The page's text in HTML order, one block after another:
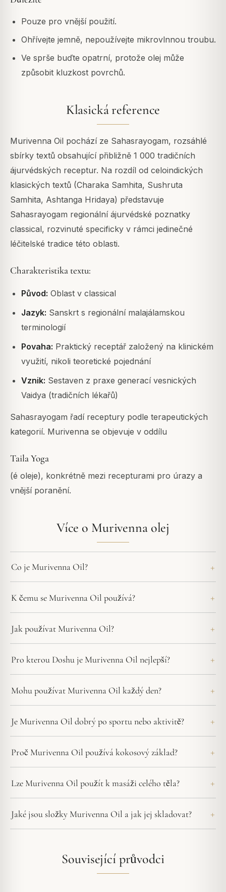
Pouze pro vnější použití.
Ohřívejte jemně, nepoužívejte mikrovlnnou troubu.
Ve sprše buďte opatrní, protože olej může
způsobit kluzkost povrchů.
Klasická reference
Murivenna Oil pochází ze Sahasrayogam, rozsáhlé
sbírky textů obsahující přibližně 1 000 tradičních
ájurvédských receptur. Na rozdíl od celoindických
klasických textů (Charaka Samhita, Sushruta
Samhita, Ashtanga Hridaya) představuje
Sahasrayogam regionální ájurvédské poznatky
classical, rozvinuté specificky v rámci jedinečné
léčitelské tradice této oblasti.
Charakteristika textu:
Původ: Oblast v classical
Jazyk: Sanskrt s regionální malajálamskou
terminologií
Povaha: Praktický receptář založený na klinickém
využití, nikoli teoretické pojednání
Vznik: Sestaven z praxe generací vesnických
Vaidya (tradičních lékařů)
Sahasrayogam řadí receptury podle terapeutických
kategorií. Murivenna se objevuje v oddílu
Taila Yoga
(é oleje), konkrétně mezi recepturami pro úrazy a
vnější poranění.
Více o Murivenna olej
Co je Murivenna Oil?
K čemu se Murivenna Oil používá?
Jak používat Murivenna Oil?
Pro kterou Doshu je Murivenna Oil nejlepší?
Mohu používat Murivenna Oil každý den?
Je Murivenna Oil dobrý po sportu nebo aktivitě?
Proč Murivenna Oil používá kokosový základ?
Lze Murivenna Oil použít k masáži celého těla?
Jaké jsou složky Murivenna Oil a jak jej skladovat?
Související průvodci